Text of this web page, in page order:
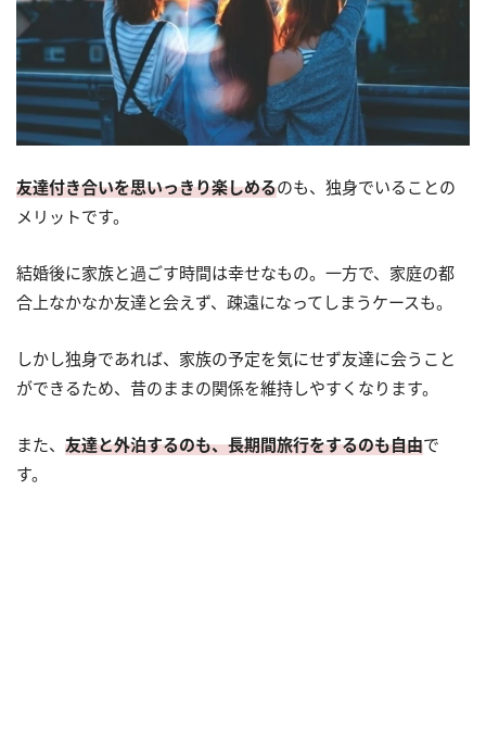
友達付き合いを思いっきり楽しめるのも、独身でいることの
メリットです。
結婚後に家族と過ごす時間は幸せなもの。一方で、家庭の都
合上なかなか友達と会えず、疎遠になってしまうケースも。
しかし独身であれば、家族の予定を気にせず友達に会うこと
ができるため、昔のままの関係を維持しやすくなります。
また、 友達と外泊するのも、長期間旅行をするのも自由で
す。